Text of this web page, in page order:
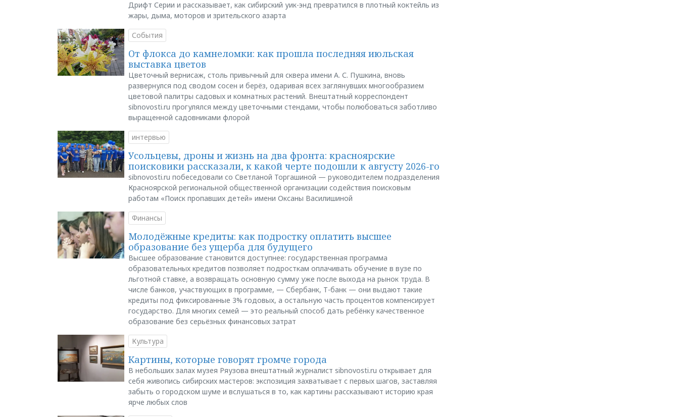
Дрифт Серии и рассказывает, как сибирский уик-энд превратился в плотный коктейль из
жары, дыма, моторов и зрительского азарта
События
От флокса до камнеломки: как прошла последняя июльская
выставка цветов
Цветочный вернисаж, столь привычный для сквера имени А. С. Пушкина, вновь
развернулся под сводом сосен и берёз, одаривая всех заглянувших многообразием
цветовой палитры садовых и комнатных растений. Внештатный корреспондент
sibnovosti.ru прогулялся между цветочными стендами, чтобы полюбоваться заботливо
выращенной садовниками флорой
интервью
Усольцевы, дроны и жизнь на два фронта: красноярские
поисковики рассказали, к какой черте подошли к августу 2026-го
sibnovosti.ru побеседовали со Светланой Торгашиной — руководителем подразделения
Красноярской региональной общественной организации содействия поисковым
работам «Поиск пропавших детей» имени Оксаны Василишиной
Финансы
Молодёжные кредиты: как подростку оплатить высшее
образование без ущерба для будущего
Высшее образование становится доступнее: государственная программа
образовательных кредитов позволяет подросткам оплачивать обучение в вузе по
льготной ставке, а возвращать основную сумму уже после выхода на рынок труда. В
числе банков, участвующих в программе, — Сбербанк, Т-банк — они выдают такие
кредиты под фиксированные 3% годовых, а остальную часть процентов компенсирует
государство. Для многих семей — это реальный способ дать ребёнку качественное
образование без серьёзных финансовых затрат
Культура
Картины, которые говорят громче города
В небольших залах музея Ряузова внештатный журналист sibnovosti.ru открывает для
себя живопись сибирских мастеров: экспозиция захватывает с первых шагов, заставляя
забыть о городском шуме и вслушаться в то, как картины рассказывают историю края
ярче любых слов